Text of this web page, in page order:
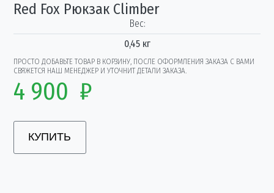
Red Fox Рюкзак Climber
Вес:
0,45 кг
ПРОСТО ДОБАВЬТЕ ТОВАР В КОРЗИНУ, ПОСЛЕ ОФОРМЛЕНИЯ ЗАКАЗА С ВАМИ
СВЯЖЕТСЯ НАШ МЕНЕДЖЕР И УТОЧНИТ ДЕТАЛИ ЗАКАЗА.
4 900 ₽
КУПИТЬ